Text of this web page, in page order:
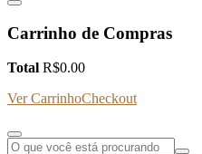
Carrinho de Compras
Total R$0.00
Ver CarrinhoCheckout